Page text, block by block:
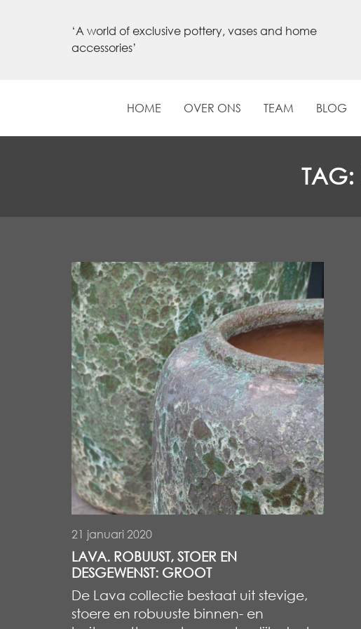
‘A world of exclusive pottery, vases and home
accessories’
HOME OVER ONS TEAM BLOG
TAG:
21 januari 2020
LAVA. ROBUUST, STOER EN
DESGEWENST: GROOT
De Lava collectie bestaat uit stevige,
stoere en robuuste binnen- en